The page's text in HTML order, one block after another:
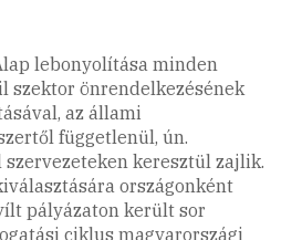
lebonyolítása minden
szektor önrendelkezésének
az állami
függetlenül, ún.
keresztül zajlik.
országonként
pályázaton került sor
ciklus magyarországi